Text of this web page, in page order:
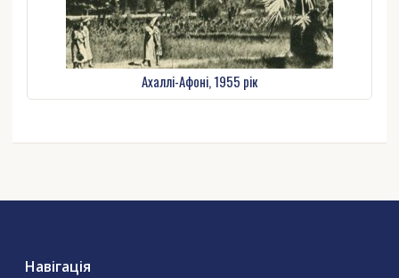
Ахаллі-Афоні, 1955 рік
Навігація